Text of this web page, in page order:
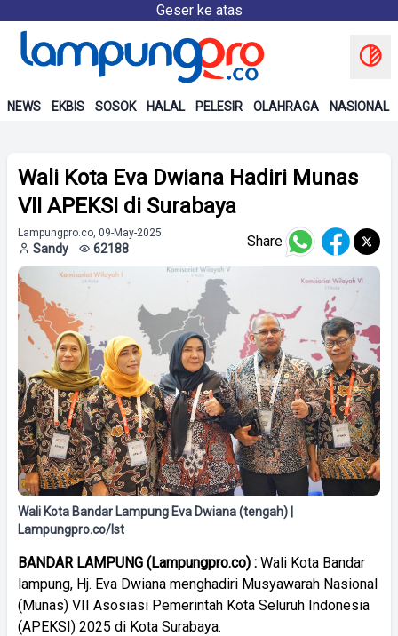
Geser ke atas
NEWS EKBIS SOSOK HALAL PELESIR OLAHRAGA NASIONAL
Wali Kota Eva Dwiana Hadiri Munas
VII APEKSI di Surabaya
Lampungpro.co, 09-May-2025
Sandy 62188 Share
Wali Kota Bandar Lampung Eva Dwiana (tengah) |
Lampungpro.co/Ist
BANDAR LAMPUNG (Lampungpro.co) : Wali Kota Bandar
lampung, Hj. Eva Dwiana menghadiri Musyawarah Nasional
(Munas) VII Asosiasi Pemerintah Kota Seluruh Indonesia
(APEKSI) 2025 di Kota Surabaya.